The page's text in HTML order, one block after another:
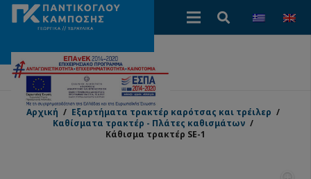
Αρχική / Εξαρτήματα τρακτέρ καρότσας και τρέιλερ /
Καθίσματα τρακτέρ - Πλάτες καθισμάτων /
Κάθισμα τρακτέρ SE-1